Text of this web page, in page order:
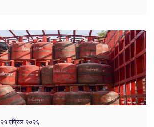
२१ एप्रिल २०२६